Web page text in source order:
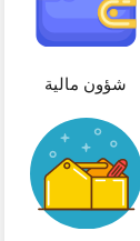
شؤون مالية